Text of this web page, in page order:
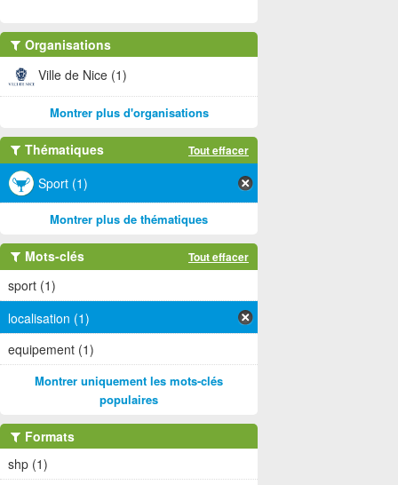
Organisations
Ville de Nice (1)
Montrer plus d'organisations
Thématiques Tout effacer
Sport (1)
Montrer plus de thématiques
Mots-clés Tout effacer
sport (1)
localisation (1)
equipement (1)
Montrer uniquement les mots-clés
populaires
Formats
shp (1)